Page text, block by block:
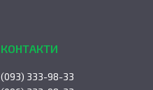
КОНТАКТИ
(093) 333-98-33